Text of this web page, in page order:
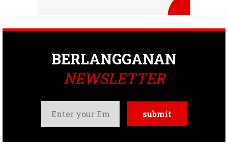
BERLANGGANAN
NEWSLETTER